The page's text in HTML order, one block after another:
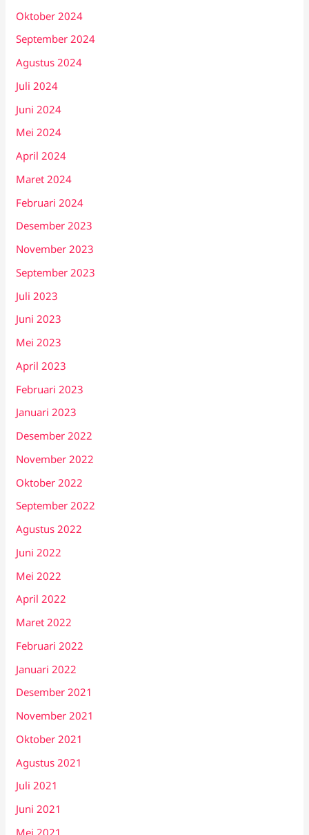
Oktober 2024
September 2024
Agustus 2024
Juli 2024
Juni 2024
Mei 2024
April 2024
Maret 2024
Februari 2024
Desember 2023
November 2023
September 2023
Juli 2023
Juni 2023
Mei 2023
April 2023
Februari 2023
Januari 2023
Desember 2022
November 2022
Oktober 2022
September 2022
Agustus 2022
Juni 2022
Mei 2022
April 2022
Maret 2022
Februari 2022
Januari 2022
Desember 2021
November 2021
Oktober 2021
Agustus 2021
Juli 2021
Juni 2021
Mei 2021